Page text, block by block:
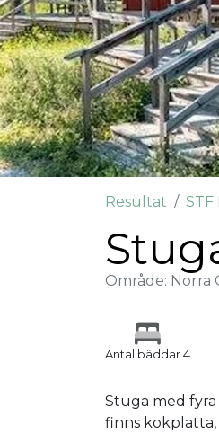
Resultat
Område: Norra
Antal bäddar 4
Stuga med
finns